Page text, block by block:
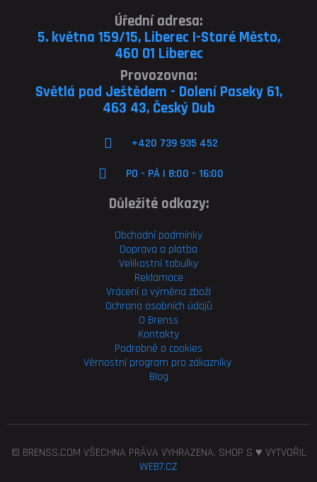
Úřední adresa:
5. května 159/15, Liberec I-Staré Město,
460 01 Liberec
Provozovna:
Světlá pod Ještědem - Dolení Paseky 61,
463 43, Český Dub
+420 739 935 452
PO - PÁ | 8:00 - 16:00
Důležité odkazy:
Obchodní podmínky
Doprava a platba
Velikostní tabulky
Reklamace
Vrácení a výměna zboží
Ochrana osobních údajů
O Brenss
Kontakty
Podrobně o cookies
Věrnostní program pro zákazníky
Blog
© BRENSS.COM VŠECHNA PRÁVA VYHRAZENA. SHOP S ♥ VYTVOŘIL
WEB7.CZ